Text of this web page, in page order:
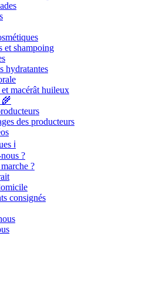
et shampoing
hydratantes
macérât huileux
des producteurs
ℹ️
?
?
consignés